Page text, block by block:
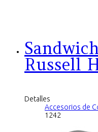
Russell
Detalles
Accesorios de
1242